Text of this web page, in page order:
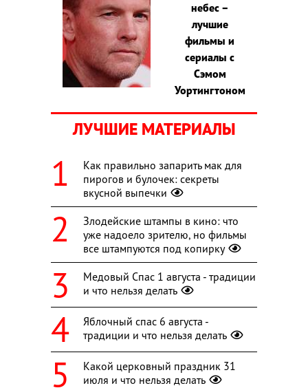
небес –
лучшие
фильмы и
сериалы с
Сэмом
Уортингтоном
ЛУЧШИЕ МАТЕРИАЛЫ
Как правильно запарить мак для
пирогов и булочек: секреты
вкусной выпечки
Злодейские штампы в кино: что
уже надоело зрителю, но фильмы
все штампуются под копирку
Медовый Спас 1 августа - традиции
и что нельзя делать
Яблочный спас 6 августа -
традиции и что нельзя делать
Какой церковный праздник 31
июля и что нельзя делать